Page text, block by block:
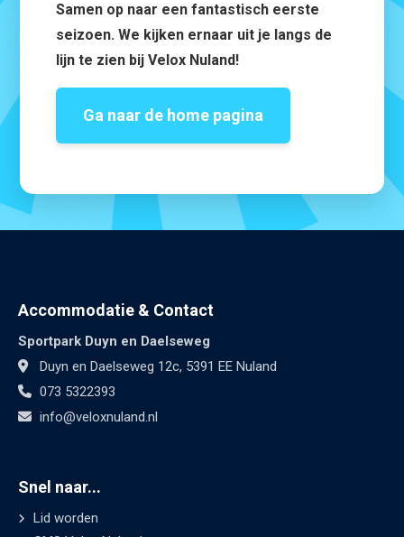
Samen op naar een fantastisch eerste
seizoen. We kijken ernaar uit je langs de
lijn te zien bij Velox Nuland!
Ga naar de home pagina
Accommodatie & Contact
Sportpark Duyn en Daelseweg
Duyn en Daelseweg 12c, 5391 EE Nuland
073 5322393
info@veloxnuland.nl
Snel naar...
Lid worden